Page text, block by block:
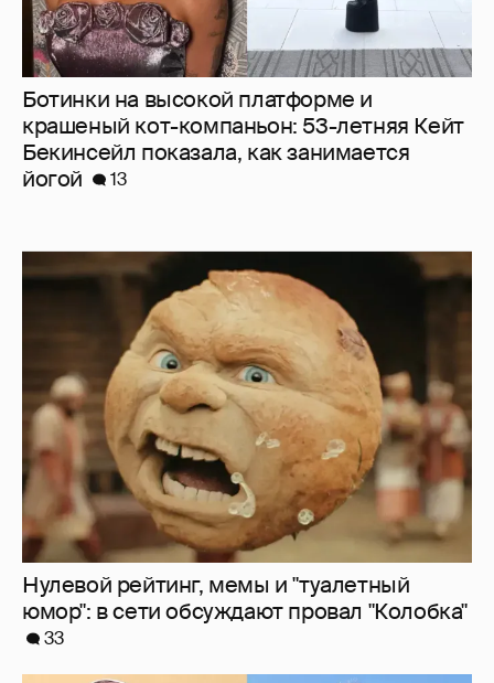
Ботинки на высокой платформе и
крашеный кот-компаньон: 53-летняя Кейт
Бекинсейл показала, как занимается
йогой
13
Нулевой рейтинг, мемы и "туалетный
юмор": в сети обсуждают провал "Колобка"
33